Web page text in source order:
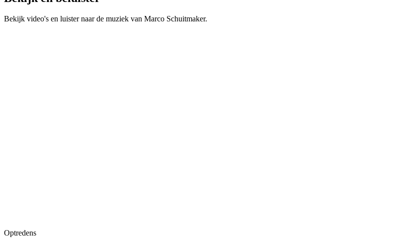
Bekijk video's en luister naar de muziek van Marco Schuitmaker.
Optredens